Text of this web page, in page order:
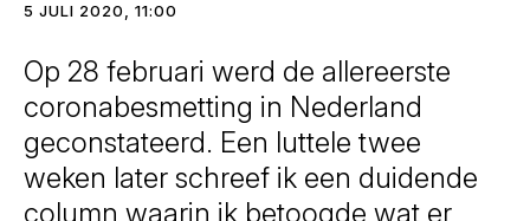
5 JULI 2020, 11:00
Op 28 februari werd de allereerste
coronabesmetting in Nederland
geconstateerd. Een luttele twee
weken later schreef ik een duidende
column waarin ik betoogde wat er